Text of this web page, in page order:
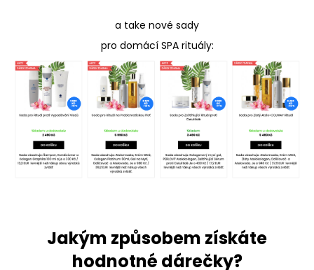
a take nové sady
pro domácí SPA rituály:
Jakým způsobem získáte
hodnotné dárečky?